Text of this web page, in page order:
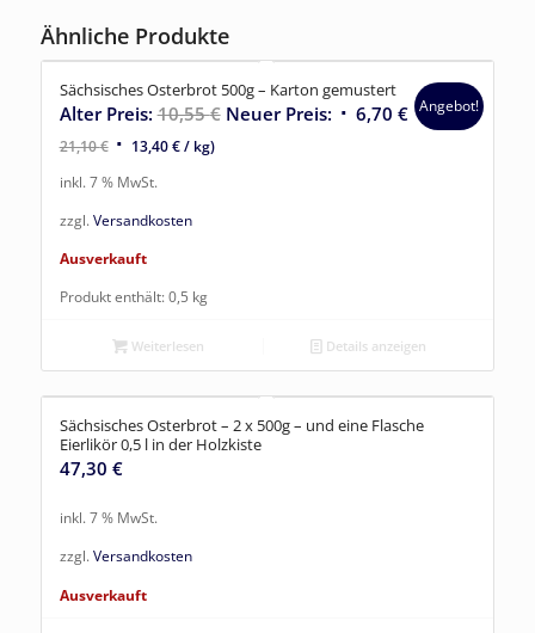
Ähnliche Produkte
Sächsisches Osterbrot 500g – Karton gemustert
Alter Preis: 10,55€ Ursprünglicher
Neuer Preis: 6,70 €Aktueller
Angebot!
(
21,10€ 13,40€/ kg)
inkl. 7 % MwSt.
zzgl. Versandkosten
Ausverkauft
Produkt enthält: 0,5 kg
Weiterlesen Details anzeigen
Sächsisches Osterbrot – 2 x 500g – und eine Flasche
Eierlikör 0,5 l in der Holzkiste
47,30 €
inkl. 7 % MwSt.
zzgl.Versandkosten
Ausverkauft